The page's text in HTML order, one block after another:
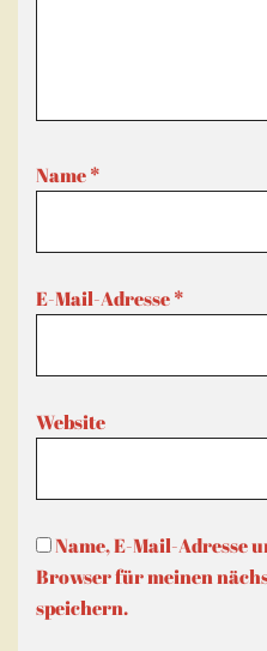
Name*
E-Mail-Adresse*
Website
Name, E-Mail-Adresse
Browser für meinen
speichern.